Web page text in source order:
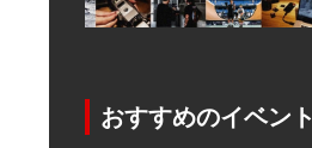
おすすめのイベント